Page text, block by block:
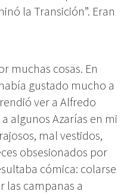
la Transición”. Eran
muchas cosas. En
gustado mucho a
ver a Alfredo
algunos Azarías en mi
mal vestidos,
obsesionados por
cómica: colarse
las campanas a